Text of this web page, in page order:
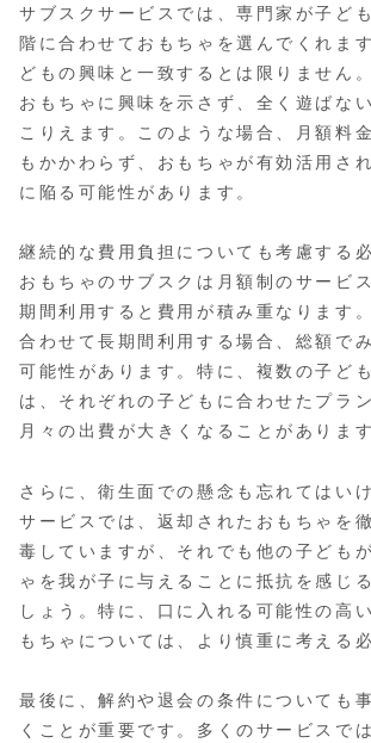
サブスクサービスでは、専門家が子ど
階に合わせておもちゃを選んでくれま
どもの興味と一致するとは限りません
おもちゃに興味を示さず、全く遊ばな
こりえます。このような場合、月額料
もかかわらず、おもちゃが有効活用さ
に陥る可能性があります。
継続的な費用負担についても考慮する
おもちゃのサブスクは月額制のサービ
期間利用すると費用が積み重なります
合わせて長期間利用する場合、総額で
可能性があります。特に、複数の子ど
は、それぞれの子どもに合わせたプラ
月々の出費が大きくなることがあります
さらに、衛生面での懸念も忘れてはい
サービスでは、返却されたおもちゃを
毒していますが、それでも他の子ども
ゃを我が子に与えることに抵抗を感じ
しょう。特に、口に入れる可能性の高
もちゃについては、より慎重に考える
最後に、解約や退会の条件についても
くことが重要です。多くのサービスで